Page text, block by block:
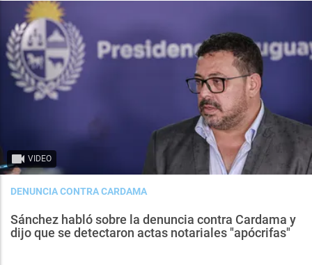
VIDEO
DENUNCIA CONTRA CARDAMA
Sánchez habló sobre la denuncia contra Cardama y
dijo que se detectaron actas notariales "apócrifas"